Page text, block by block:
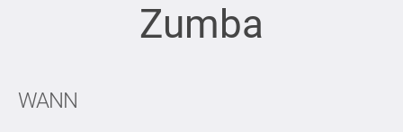
Zumba
WANN